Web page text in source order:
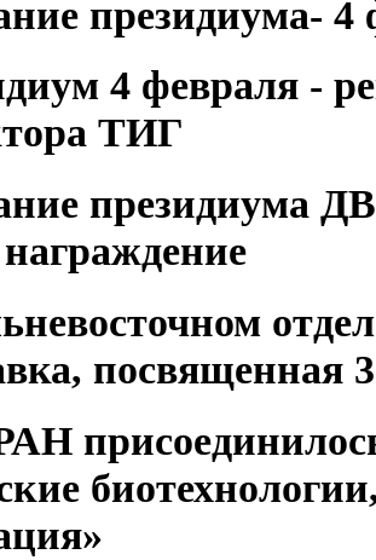
президиума- 4
4 февраля -
ТИГ
президиума
награждение
посвященная